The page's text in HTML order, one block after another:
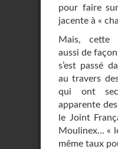
pour faire
jacente à «
Mais, cette
aussi de
s’est passé
au travers
qui ont
apparente
le Joint
Moulinex... «
même taux